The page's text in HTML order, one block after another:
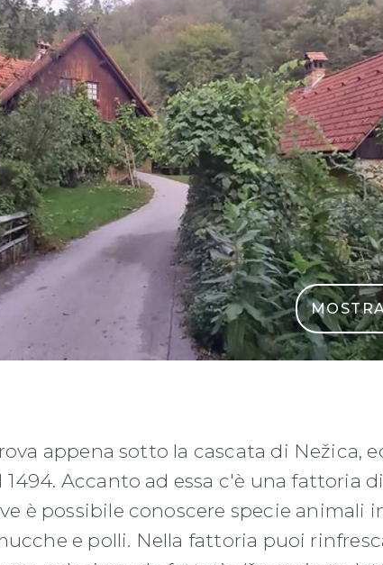
appena sotto la cascata di Nežica,
Accanto ad essa c'è una fattoria di
è possibile conoscere specie animali
e polli. Nella fattoria puoi